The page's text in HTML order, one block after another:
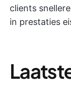
clients
in prestaties